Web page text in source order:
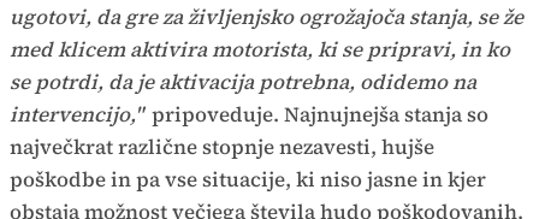
ugotovi, da gre za življenjsko ogrožajoča stanja, se že
med klicem aktivira motorista, ki se pripravi, in ko
se potrdi, da je aktivacija potrebna, odidemo na
intervencijo," pripoveduje. Najnujnejša stanja so
največkrat različne stopnje nezavesti, hujše
poškodbe in pa vse situacije, ki niso jasne in kjer
obstaja možnost večjega števila hudo poškodovanih.